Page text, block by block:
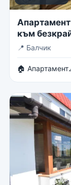
Апартамент
към
📍 Балчик
🏠 Апартамент